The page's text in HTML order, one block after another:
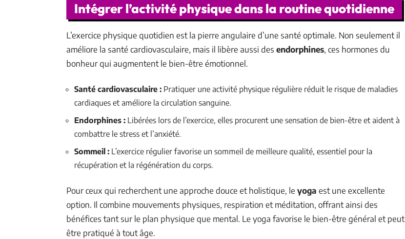
Intégrer l’activité physique dans la routine quotidienne
L’exercice physique quotidien est la pierre angulaire d’une santé optimale. Non seulement il
améliore la santé cardiovasculaire, mais il libère aussi des endorphines, ces hormones du
bonheur qui augmentent le bien-être émotionnel.
Santé cardiovasculaire : Pratiquer une activité physique régulière réduit le risque de maladies
cardiaques et améliore la circulation sanguine.
Endorphines : Libérées lors de l’exercice, elles procurent une sensation de bien-être et aident à
combattre le stress et l’anxiété.
Sommeil : L’exercice régulier favorise un sommeil de meilleure qualité, essentiel pour la
récupération et la régénération du corps.
Pour ceux qui recherchent une approche douce et holistique, le yoga est une excellente
option. Il combine mouvements physiques, respiration et méditation, offrant ainsi des
bénéfices tant sur le plan physique que mental. Le yoga favorise le bien-être général et peut
être pratiqué à tout âge.